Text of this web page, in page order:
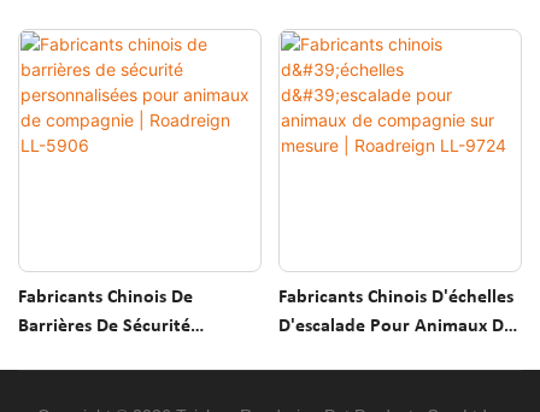
Fabricants Chinois De
Barrières De Sécurité
Fabricants Chinois D'échelles
D'escalade Pour Animaux De